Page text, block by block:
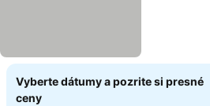
Vyberte dátumy a pozrite si presné
ceny